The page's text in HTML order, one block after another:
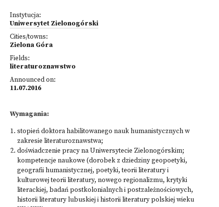
Instytucja:
Uniwersytet Zielonogórski
Cities/towns:
Zielona Góra
Fields:
literaturoznawstwo
Announced on:
11.07.2016
Wymagania:
stopień doktora habilitowanego nauk humanistycznych w
zakresie literaturoznawstwa;
doświadczenie pracy na Uniwersytecie Zielonogórskim;
kompetencje naukowe (dorobek z dziedziny geopoetyki,
geografii humanistycznej, poetyki, teorii literatury i
kulturowej teorii literatury, nowego regionalizmu, krytyki
literackiej, badań postkolonialnych i postzależnościowych,
historii literatury lubuskiej i historii literatury polskiej wieku